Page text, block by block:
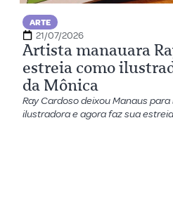
ARTE
21/07/2026
Artista manauara
estreia como
da Mônica
Ray Cardoso deixou Manaus
ilustradora e agora faz sua